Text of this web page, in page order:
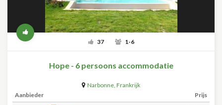
37 1-6
Hope - 6 persoons accommodatie
Narbonne, Frankrijk
Aanbieder
Prijs